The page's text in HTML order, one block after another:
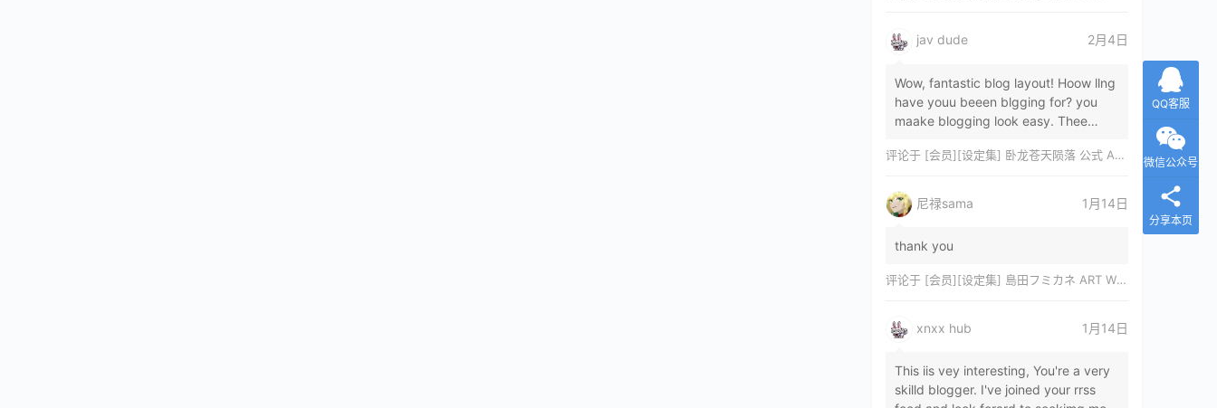
jav dude 2月4日
Wow, fantastic blog layout! Hoow llng
have youu beeen blgging for? you
maake blogging look easy. Thee
magnificent, let…
评论于 [会员][设定集] 卧龙苍天陨落 公式 ARTWORKS[DL]
尼禄sama 1月14日
thank you
评论于 [会员][设定集] 島田フミカネ ART WORKS EXTRA Luminous Witches[DL]
xnxx hub 1月14日
This iis vey interesting, You're a very
skilld blogger. I've joined your rrss
QQ客服
微信公众号
分享本页